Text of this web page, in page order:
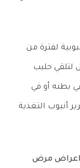
لفترة من
لتلقي حليب
بطنه أو في
أنبوب التغذية
اعراض مرض